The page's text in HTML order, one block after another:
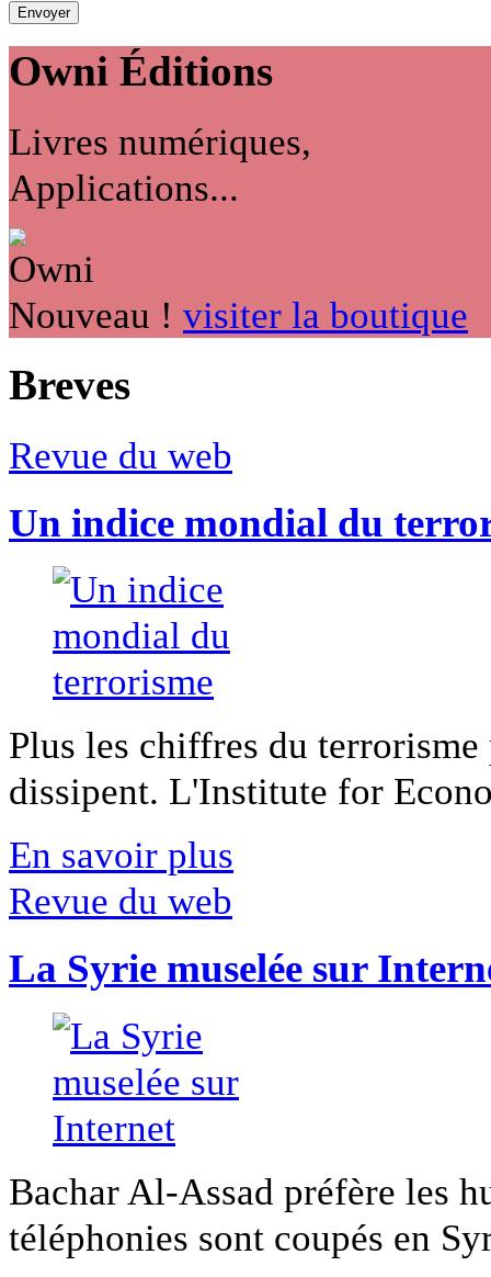
Owni Éditions
Livres numériques,
Applications...
Nouveau ! visiter la boutique
Breves
Revue du web
Un indice mondial du
Plus les chiffres du
dissipent. L'Institute for
En savoir plus
Revue du web
La Syrie muselée sur
Bachar Al-Assad préfère les
téléphonies sont coupés en